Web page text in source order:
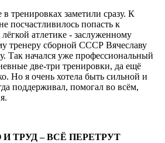
тренировках заметили сразу. К
посчастливилось попасть к
атлетике - заслуженному
тренеру сборной СССР Вячеславу
Так начался уже профессиональный
две-три тренировки, да ещё
Но я очень хотела быть сильной и
поддерживал, помогал во всём,
ТРУД – ВСЁ ПЕРЕТРУТ